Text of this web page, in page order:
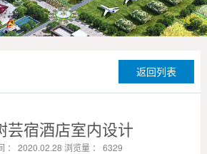
返回列表
芸宿酒店室内设计
： 2020.02.28 浏览量 ： 6329